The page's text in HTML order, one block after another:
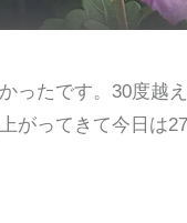
ったです。30度越
がってきて今日は